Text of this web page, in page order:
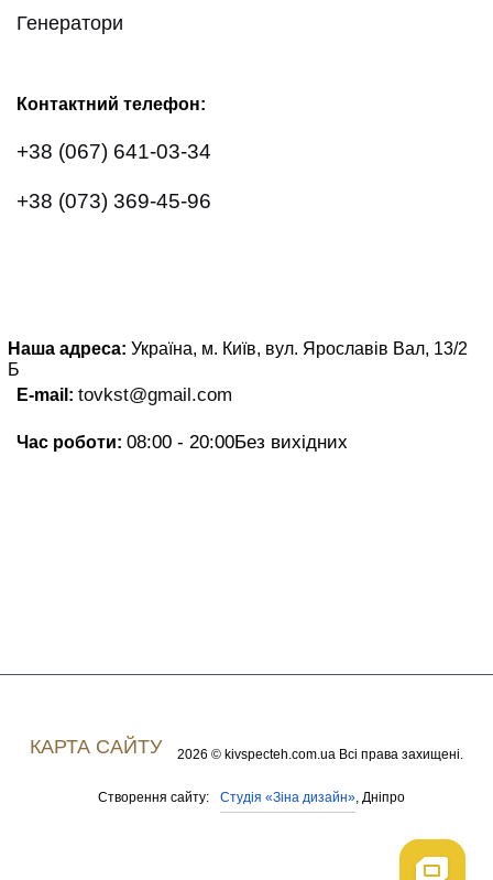
Генератори
Контактний телефон:
+38 (067) 641-03-34
+38 (073) 369-45-96
Наша адреса: Україна, м. Київ, вул. Ярославів Вал, 13/2
Б
E-mail: tovkst@gmail.com
Час роботи: 08:00 - 20:00Без вихідних
КАРТА САЙТУ 2026 © kivspecteh.com.ua Всі права захищені.
Створення сайту: Студія «Зіна дизайн», Дніпро